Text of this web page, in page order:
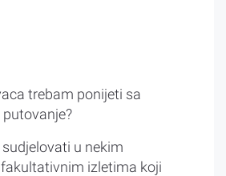
trebam ponijeti sa
u nekim
izletima koji